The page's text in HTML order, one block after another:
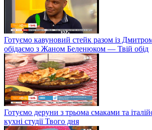
Готуємо кавуновий стейк разом із
обідаємо з Жаном Беленюком — Твій обід
Готуємо деруни з трьома смаками та
кухні студії Твого дня